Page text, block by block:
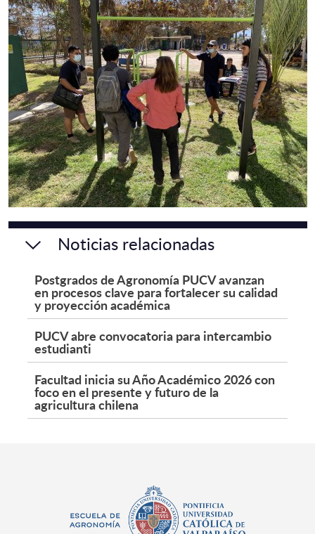
Noticias relacionadas
Postgrados de Agronomía PUCV avanzan
en procesos clave para fortalecer su calidad
y proyección académica
PUCV abre convocatoria para intercambio
estudianti
Facultad inicia su Año Académico 2026 con
foco en el presente y futuro de la
agricultura chilena